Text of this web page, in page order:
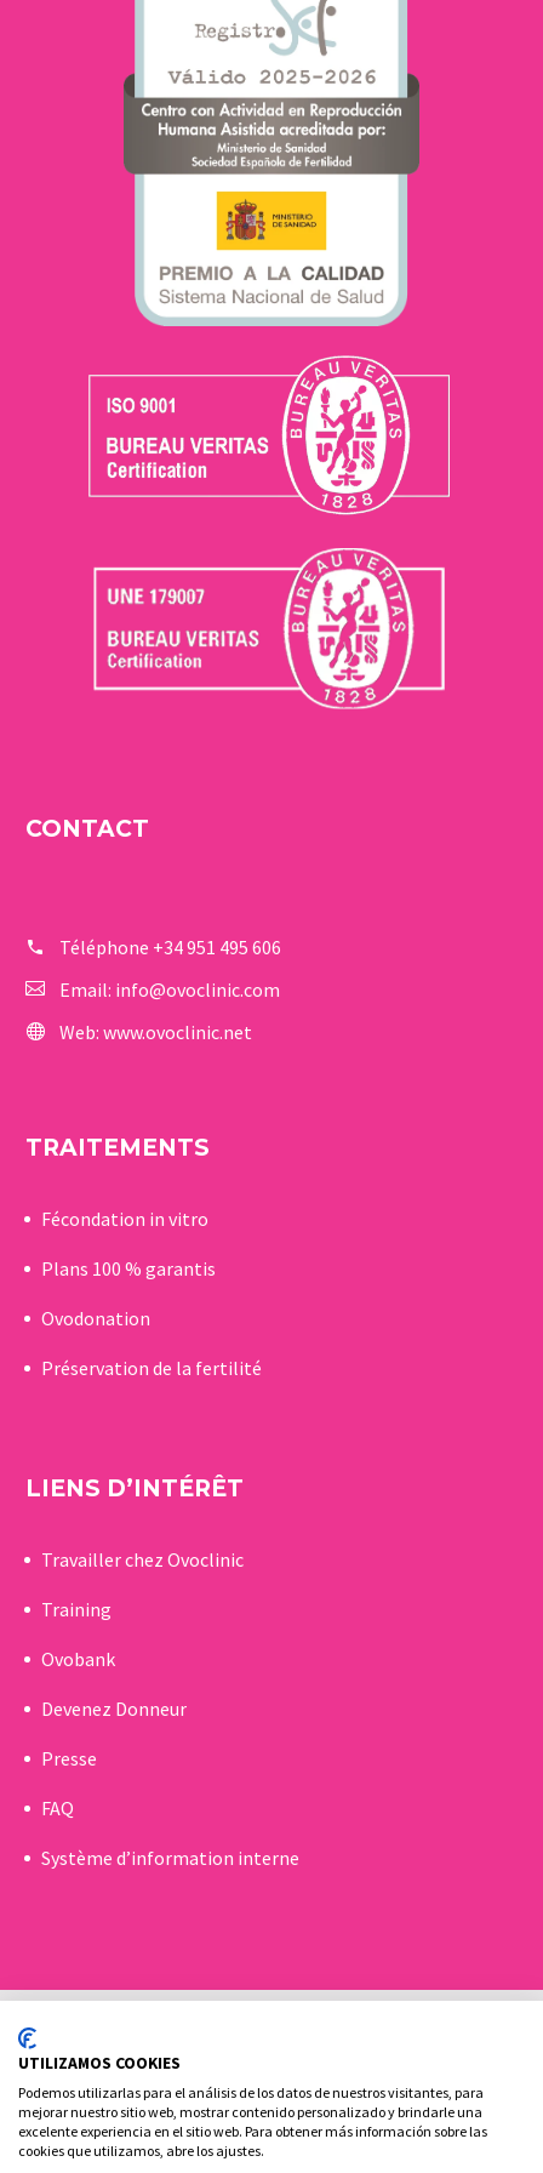
CONTACT
Téléphone +34 951 495 606
Email: info@ovoclinic.com
Web: www.ovoclinic.net
TRAITEMENTS
Fécondation in vitro
Plans 100 % garantis
Ovodonation
Préservation de la fertilité
LIENS D’INTÉRÊT
Travailler chez Ovoclinic
Training
Ovobank
Devenez Donneur
Presse
FAQ
Système d’information interne
Politique de Cookies
Politique de confidentialité
UTILIZAMOS COOKIES
Podemos utilizarlas para el análisis de los datos de nuestros visitantes, para
mejorar nuestro sitio web, mostrar contenido personalizado y brindarle una
excelente experiencia en el sitio web. Para obtener más información sobre las
cookies que utilizamos, abre los ajustes.